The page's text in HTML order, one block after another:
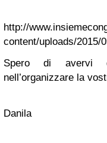
http://
content/uploads/2015/
Spero di avervi
nell’organizzare la
Danila